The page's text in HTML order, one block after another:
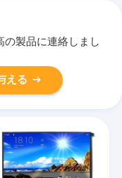
の製品に連絡しまし
える